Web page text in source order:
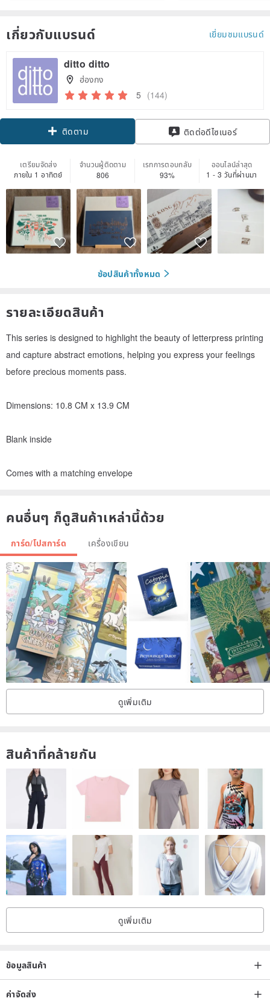
เกี่ยวกับแบรนด์ เยี่ยมชมแบรนด์
ditto ditto
ฮ่องกง
5 (144)
ติดตาม ติดต่อดีไซเนอร์
เตรียมจัดส่ง
ภายใน 1 อาทิตย์
จำนวนผู้ติดตาม
806
เรทการตอบกลับ
93%
ออนไลน์ล่าสุด
1 - 3 วันที่ผ่านมา
ช้อปสินค้าทั้งหมด
รายละเอียดสินค้า
This series is designed to highlight the beauty of letterpress printing
and capture abstract emotions, helping you express your feelings
before precious moments pass.
Dimensions: 10.8 CM x 13.9 CM
Blank inside
Comes with a matching envelope
คนอื่นๆ ก็ดูสินค้าเหล่านี้ด้วย
การ์ด/โปสการ์ด เครื่องเขียน
ดูเพิ่มเติม
สินค้าที่คล้ายกัน
ดูเพิ่มเติม
ข้อมูลสินค้า
ค่าจัดส่ง